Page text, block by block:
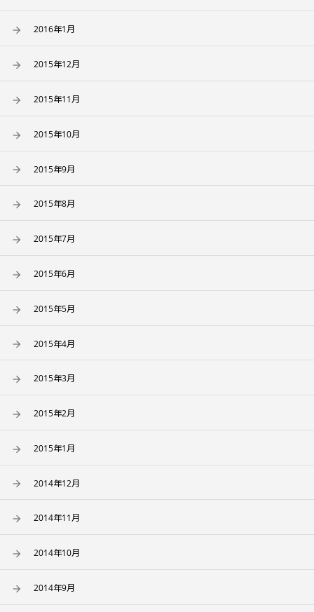
2016年1月
2015年12月
2015年11月
2015年10月
2015年9月
2015年8月
2015年7月
2015年6月
2015年5月
2015年4月
2015年3月
2015年2月
2015年1月
2014年12月
2014年11月
2014年10月
2014年9月